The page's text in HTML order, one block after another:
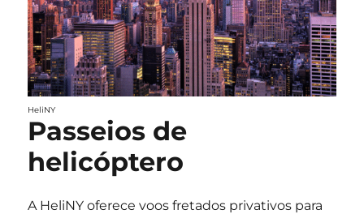
HeliNY
Passeios de
helicóptero
A HeliNY oferece voos fretados privativos para